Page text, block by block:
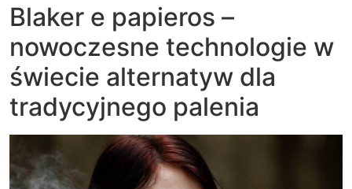
Blaker e papieros –
nowoczesne technologie w
świecie alternatyw dla
tradycyjnego palenia